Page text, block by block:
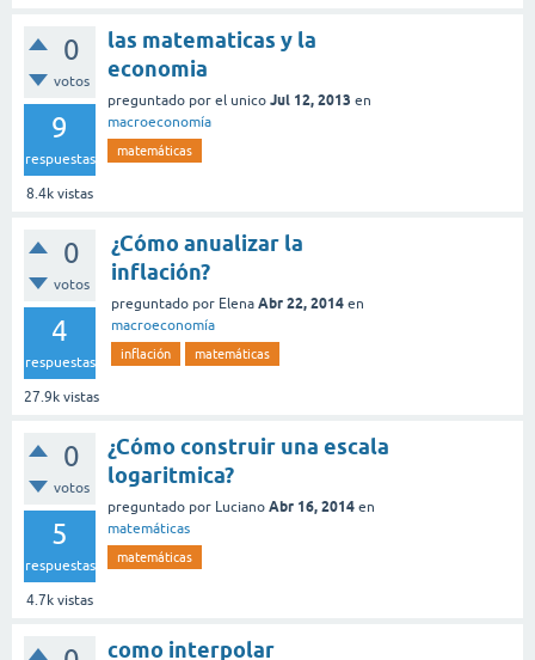
0
votos
9
respuestas
8.4k vistas
las matematicas y la
economia
preguntado por el unico Jul 12, 2013 en
macroeconomía
matemáticas
0
votos
4
respuestas
27.9k vistas
¿Cómo anualizar la
inflación?
preguntado por Elena Abr 22, 2014 en
macroeconomía
inflación matemáticas
0
votos
5
respuestas
4.7k vistas
¿Cómo construir una escala
logaritmica?
preguntado por Luciano Abr 16, 2014 en
matemáticas
matemáticas
como interpolar